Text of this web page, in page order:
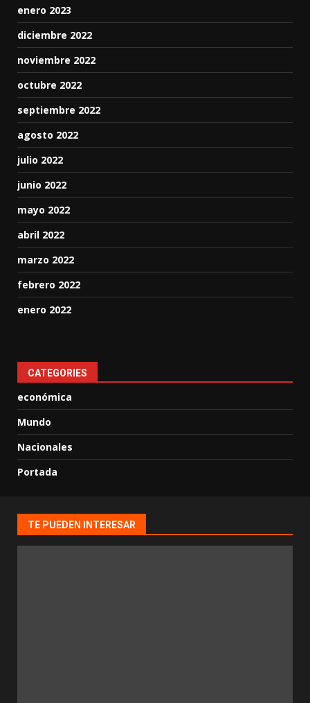
enero 2023
diciembre 2022
noviembre 2022
octubre 2022
septiembre 2022
agosto 2022
julio 2022
junio 2022
mayo 2022
abril 2022
marzo 2022
febrero 2022
enero 2022
CATEGORIES
económica
Mundo
Nacionales
Portada
TE PUEDEN INTERESAR